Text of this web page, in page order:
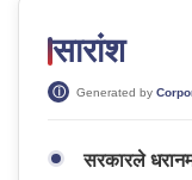
सारांश
Generated by
सरकारले